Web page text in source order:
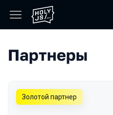
Партнеры
Золотой партнер